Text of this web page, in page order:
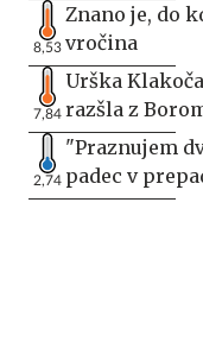
8,53
Znano je, do
vročina
7,84
Urška
razšla z
2,74
"Praznujem
padec v